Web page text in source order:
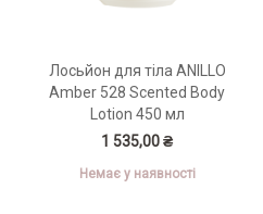
Лосьйон для тіла ANILLO
Amber 528 Scented Body
Lotion 450 мл
1 535,00 ₴
Немає у наявності